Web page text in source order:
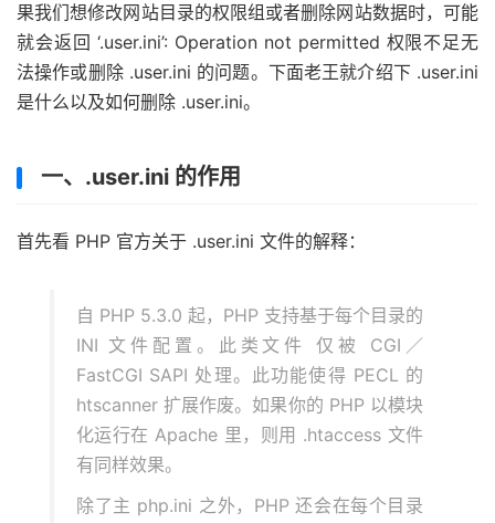
果我们想修改网站目录的权限组或者删除网站数据时，可能
就会返回 ‘.user.ini’: Operation not permitted 权限不足无
法操作或删除 .user.ini 的问题。下面老王就介绍下 .user.ini
是什么以及如何删除 .user.ini。
一、.user.ini 的作用
首先看 PHP 官方关于 .user.ini 文件的解释：
自 PHP 5.3.0 起，PHP 支持基于每个目录的
INI 文件配置。此类文件 仅被 CGI／
FastCGI SAPI 处理。此功能使得 PECL 的
htscanner 扩展作废。如果你的 PHP 以模块
化运行在 Apache 里，则用 .htaccess 文件
有同样效果。
除了主 php.ini 之外，PHP 还会在每个目录